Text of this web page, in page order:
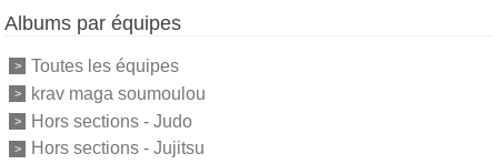
Albums par équipes
Toutes les équipes
krav maga soumoulou
Hors sections - Judo
Hors sections - Jujitsu